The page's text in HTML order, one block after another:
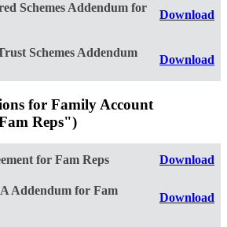
Schemes Addendum for
Download
Schemes Addendum
Download
for Family Account
Reps")
for Fam Reps Download
Addendum for Fam
Download